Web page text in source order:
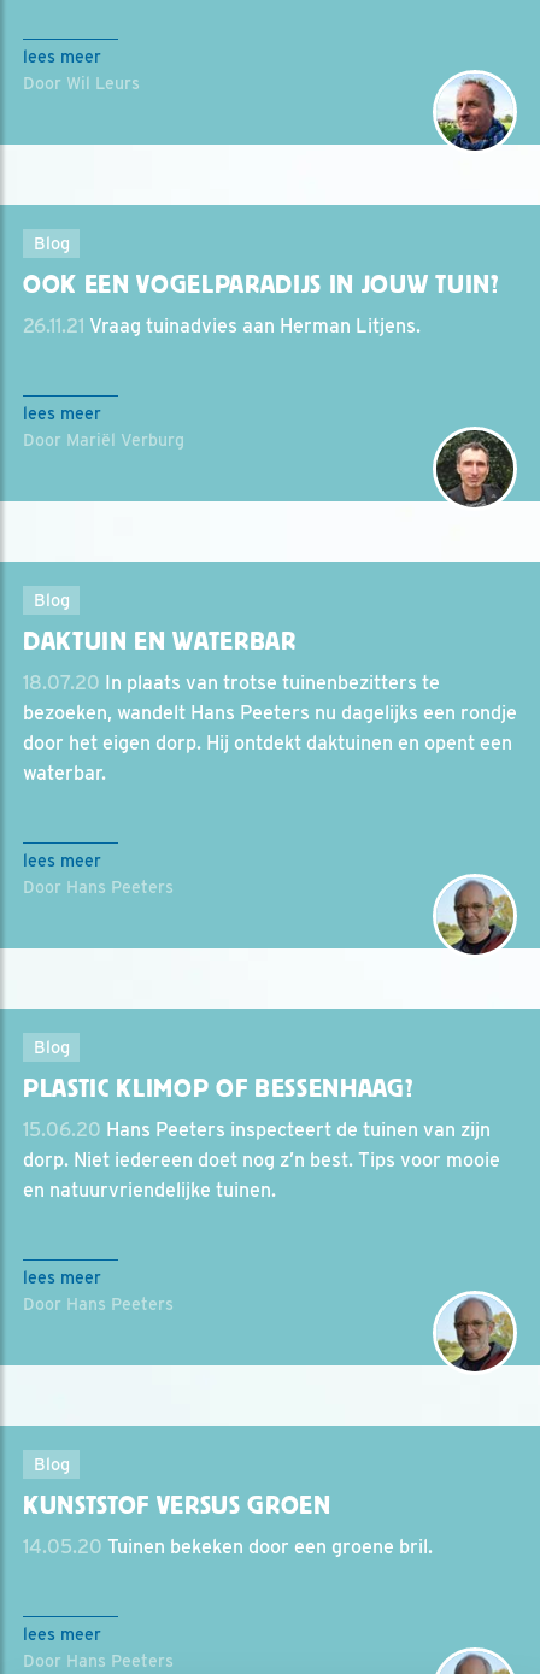
lees meer
Door Wil Leurs
Blog
OOK EEN VOGELPARADIJS IN JOUW TUIN?
26.11.21 Vraag tuinadvies aan Herman Litjens.
lees meer
Door Mariël Verburg
Blog
DAKTUIN EN WATERBAR
18.07.20 In plaats van trotse tuinenbezitters te
bezoeken, wandelt Hans Peeters nu dagelijks een rondje
door het eigen dorp. Hij ontdekt daktuinen en opent een
waterbar.
lees meer
Door Hans Peeters
Blog
PLASTIC KLIMOP OF BESSENHAAG?
15.06.20 Hans Peeters inspecteert de tuinen van zijn
dorp. Niet iedereen doet nog z’n best. Tips voor mooie
en natuurvriendelijke tuinen.
lees meer
Door Hans Peeters
Blog
KUNSTSTOF VERSUS GROEN
14.05.20 Tuinen bekeken door een groene bril.
lees meer
Door Hans Peeters